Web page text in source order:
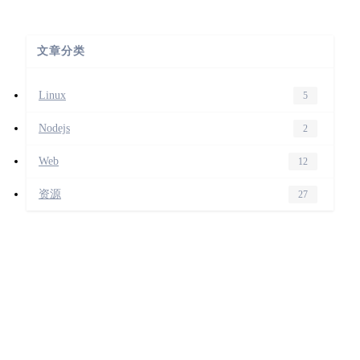
文章分类
Linux 5
Nodejs 2
Web 12
资源 27